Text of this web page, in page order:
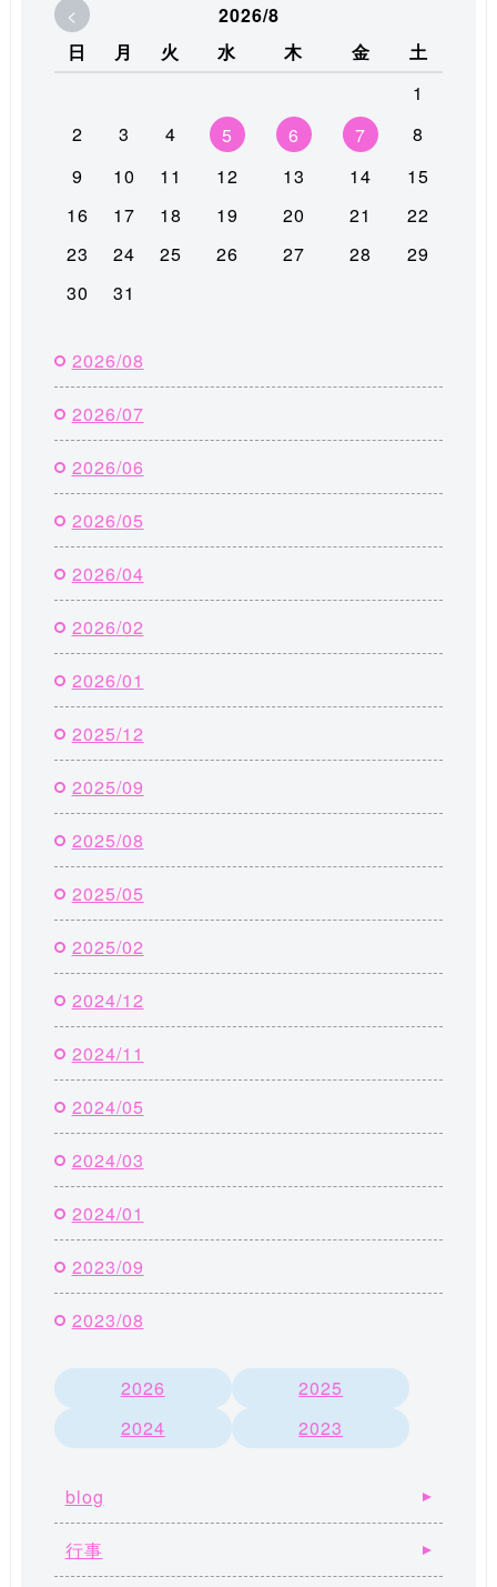
<
2026/8
日
月 火 水 木 金
土
1
2
3 4 5 6 7
8
9
10 11 12 13 14
15
16
17 18 19 20 21
22
23
24 25 26 27 28
29
30
31
2026/08
2026/07
2026/06
2026/05
2026/04
2026/02
2026/01
2025/12
2025/09
2025/08
2025/05
2025/02
2024/12
2024/11
2024/05
2024/03
2024/01
2023/09
2023/08
2026
2025
2024
2023
blog
行事